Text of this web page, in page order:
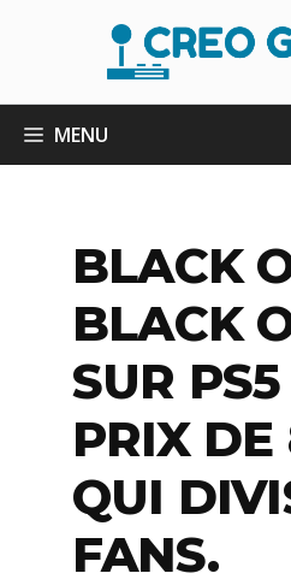
MENU
BLACK
BLACK
SUR
PRIX
QUI
FANS.